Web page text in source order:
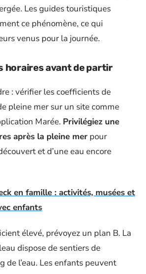
Les guides touristiques
ce phénomène, ce qui
venus pour la journée.
horaires avant de partir
: vérifier les coefficients de
pleine mer sur un site comme
Marée. Privilégiez une
après la pleine mer pour
et d’une eau encore
en famille : activités, musées et
enfants
élevé, prévoyez un plan B. La
dispose de sentiers de
de l’eau. Les enfants peuvent